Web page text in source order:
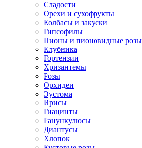
Сладости
Орехи и сухофрукты
Колбасы и закуски
Гипсофилы
Пионы и пионовидные розы
Клубника
Гортензии
Хризантемы
Розы
Орхидеи
Эустома
Ирисы
Гиацинты
Ранункулюсы
Диантусы
Хлопок